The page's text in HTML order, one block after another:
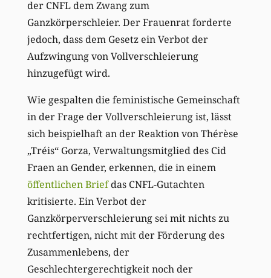
der CNFL dem Zwang zum
Ganzkörperschleier. Der Frauenrat forderte
jedoch, dass dem Gesetz ein Verbot der
Aufzwingung von Vollverschleierung
hinzugefügt wird.
Wie gespalten die feministische Gemeinschaft
in der Frage der Vollverschleierung ist, lässt
sich beispielhaft an der Reaktion von Thérèse
„Tréis“ Gorza, Verwaltungsmitglied des Cid
Fraen an Gender, erkennen, die in einem
öffentlichen Briefdas CNFL-Gutachten
kritisierte. Ein Verbot der
Ganzkörperverschleierung sei mit nichts zu
rechtfertigen, nicht mit der Förderung des
Zusammenlebens, der
Geschlechtergerechtigkeit noch der